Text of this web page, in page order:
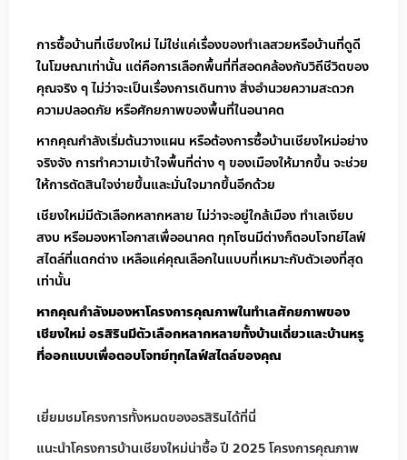
การซื้อบ้านที่เชียงใหม่ ไม่ใช่แค่เรื่องของทำเลสวยหรือบ้านที่ดูดี
ในโฆษณาเท่านั้น แต่คือการเลือกพื้นที่ที่สอดคล้องกับวิถีชีวิตของ
คุณจริง ๆ ไม่ว่าจะเป็นเรื่องการเดินทาง สิ่งอำนวยความสะดวก
ความปลอดภัย หรือศักยภาพของพื้นที่ในอนาคต
หากคุณกำลังเริ่มต้นวางแผน หรือต้องการซื้อบ้านเชียงใหม่อย่าง
จริงจัง การทำความเข้าใจพื้นที่ต่าง ๆ ของเมืองให้มากขึ้น จะช่วย
ให้การตัดสินใจง่ายขึ้นและมั่นใจมากขึ้นอีกด้วย
เชียงใหม่มีตัวเลือกหลากหลาย ไม่ว่าจะอยู่ใกล้เมือง ทำเลเงียบ
สงบ หรือมองหาโอกาสเพื่ออนาคต ทุกโซนมีต่างก็ตอบโจทย์ไลฟ์
สไตล์ที่แตกต่าง เหลือแค่คุณเลือกในแบบที่เหมาะกับตัวเองที่สุด
เท่านั้น
หากคุณกำลังมองหาโครงการคุณภาพในทำเลศักยภาพของ
เชียงใหม่ อรสิรินมีตัวเลือกหลากหลายทั้งบ้านเดี่ยวและบ้านหรู
ที่ออกแบบเพื่อตอบโจทย์ทุกไลฟ์สไตล์ของคุณ
เยี่ยมชมโครงการทั้งหมดของอรสิรินได้ที่นี่
แนะนำโครงการบ้านเชียงใหม่น่าซื้อ ปี 2025 โครงการคุณภาพ